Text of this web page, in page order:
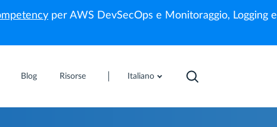
per AWS DevSecOps e Monitoraggio, Logging e
Blog Risorse Italiano